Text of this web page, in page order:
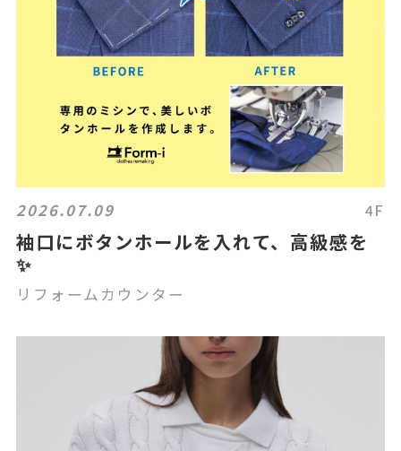
2026.07.09 4F
袖口にボタンホールを入れて、高級感を
✨
リフォームカウンター